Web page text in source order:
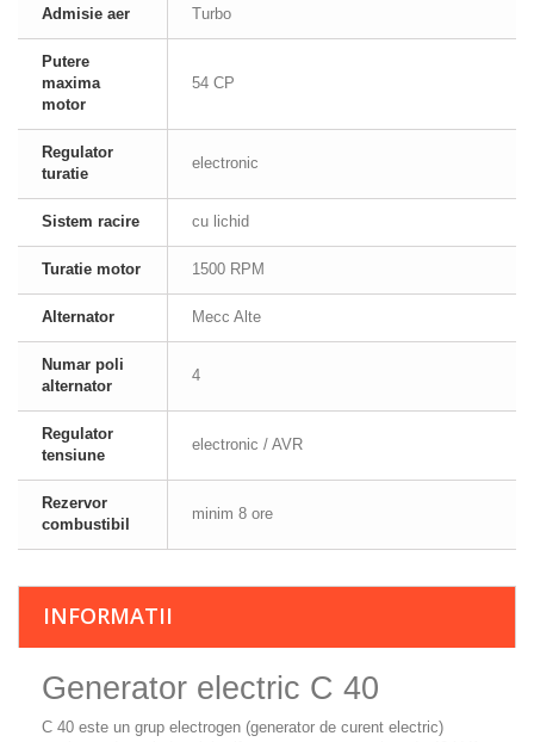
Admisie aer Turbo
Putere
maxima
motor
54 CP
Regulator
turatie
electronic
Sistem racire cu lichid
Turatie motor 1500 RPM
Alternator Mecc Alte
Numar poli
alternator
4
Regulator
tensiune
electronic / AVR
Rezervor
combustibil
minim 8 ore
INFORMATII
Generator electric C 40
C 40 este un grup electrogen (generator de curent electric)